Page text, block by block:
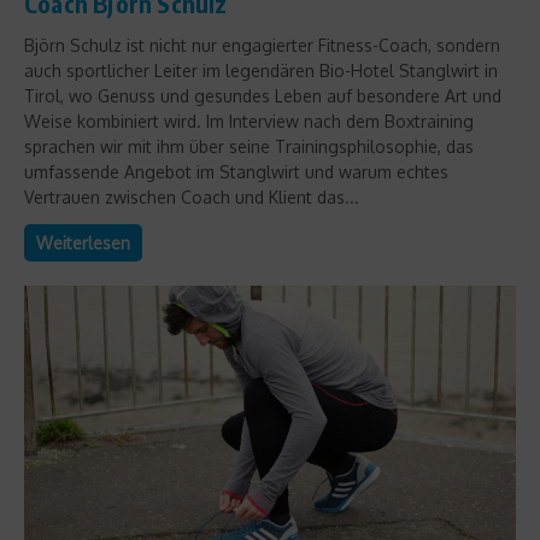
Björn Schulz ist nicht nur engagierter Fitness-Coach, sondern
auch sportlicher Leiter im legendären Bio-Hotel Stanglwirt in
Tirol, wo Genuss und gesundes Leben auf besondere Art und
Weise kombiniert wird. Im Interview nach dem Boxtraining
sprachen wir mit ihm über seine Trainingsphilosophie, das
umfassende Angebot im Stanglwirt und warum echtes
Vertrauen zwischen Coach und Klient das...
Weiterlesen